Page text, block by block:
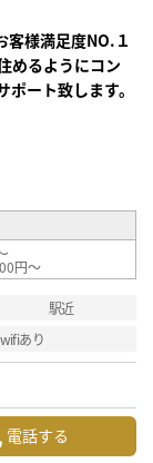
録
客様満足度NO.１
めるようにコン
ート致します。
円～
駅近
wifiあり
電話する